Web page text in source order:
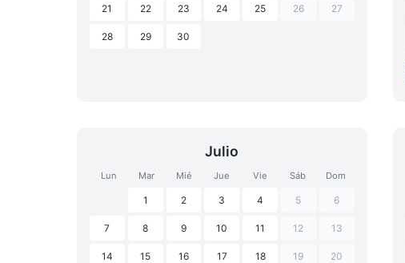
21 22 23 24 25 26 27
28 29 30
Julio
Lun Mar Mié Jue Vie Sáb Dom
1 2 3 4 5 6
7 8 9 10 11 12 13
14 15 16 17 18 19 20